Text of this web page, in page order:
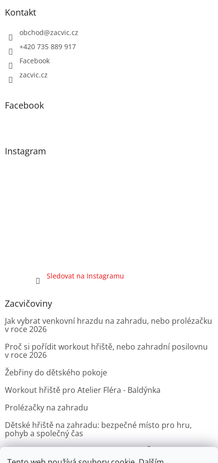
Kontakt
obchod@zacvic.cz
+420 735 889 917
Facebook
zacvic.cz
Facebook
Instagram
Sledovat na Instagramu
Zacvičoviny
Jak vybrat venkovní hrazdu na zahradu, nebo prolézačku
v roce 2026
Proč si pořídit workout hřiště, nebo zahradní posilovnu
v roce 2026
Žebřiny do dětského pokoje
Workout hřiště pro Atelier Fléra - Baldýnka
Prolézačky na zahradu
Dětské hřiště na zahradu: bezpečné místo pro hru,
pohyb a společný čas
Venkovní posilovna pro Velvyslanectví Čínské lidové
republiky v Praze